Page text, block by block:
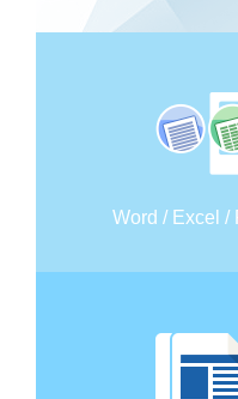
Word / Excel /